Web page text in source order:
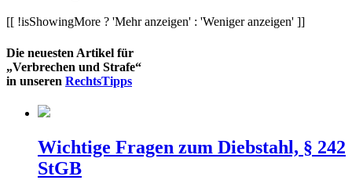
[[ !isShowingMore ? 'Mehr anzeigen' : 'Weniger anzeigen' ]]
Die neuesten Artikel für
„Verbrechen und Strafe“
in unseren RechtsTipps
Wichtige Fragen zum Diebstahl, § 242
StGB